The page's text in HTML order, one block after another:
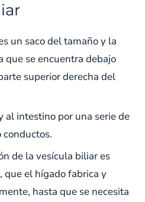
un saco del tamaño y la
que se encuentra debajo
superior derecha del
al intestino por una serie de
conductos.
de la vesícula biliar es
que el hígado fabrica y
hasta que se necesita